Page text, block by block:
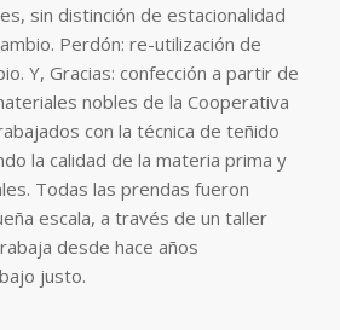
sin distinción de estacionalidad
Perdón: re-utilización de
Y, Gracias: confección a partir de
nobles de la Cooperativa
con la técnica de teñido
la calidad de la materia prima y
Todas las prendas fueron
escala, a través de un taller
desde hace años
justo.